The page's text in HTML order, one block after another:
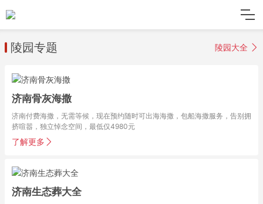
陵园专题 陵园大全
济南骨灰海撒
济南付费海撒，无需等候，现在预约随时可出海海撒，包船海撒服务，告别拥
挤喧嚣，独立悼念空间，最低仅4980元
了解更多
济南生态葬大全